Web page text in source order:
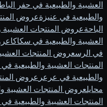
العشبية والطبيعية في حفر
والطبيعية في عنيزةعروض
الباحةعروض المنتجات العشبية
العشبية والطبيعية في سكاكا
في الرسعروض المنتجات
المنتجات العشبية والطبيعية
والطبيعية في عرعر عروض
محايلعروض المنتجات العشبية
المنتجات العشبية والطبيعية في